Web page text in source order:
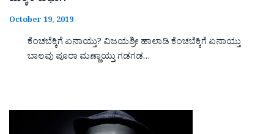
October 19, 2019
ಕೆಂಚಬೆಕ್ಕಿಗೆ ಏನಾಯ್ತು? ವಿಜಯಶ್ರೀ ಹಾಲಾಡಿ ಕೆಂಚಬೆಕ್ಕಿಗೆ ಏನಾಯ್ತು
ಬಾಲವು ಪೂರಾ ಮಣ್ಣಾಯ್ತು ಗಡಗಡ…